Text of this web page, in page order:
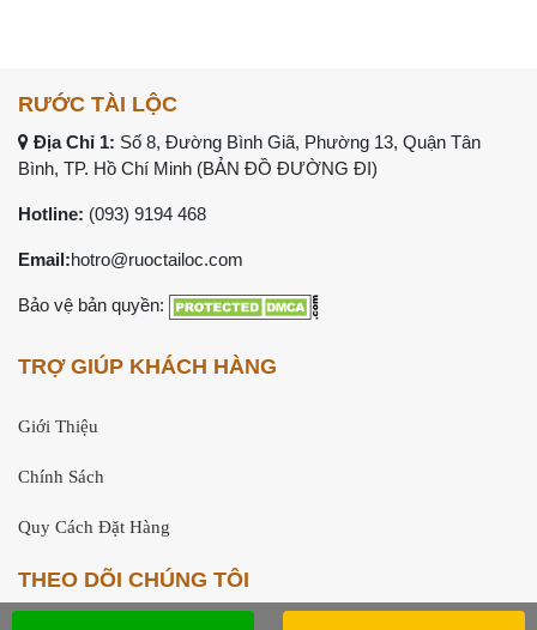
RƯỚC TÀI LỘC
Địa Chỉ 1: Số 8, Đường Bình Giã, Phường 13, Quận Tân
Bình, TP. Hồ Chí Minh (BẢN ĐỒ ĐƯỜNG ĐI)
Hotline: (093) 9194 468
Email:hotro@ruoctailoc.com
Bảo vệ bản quyền:
TRỢ GIÚP KHÁCH HÀNG
Giới Thiệu
Chính Sách
Quy Cách Đặt Hàng
THEO DÕI CHÚNG TÔI